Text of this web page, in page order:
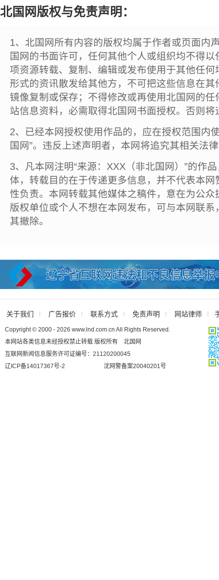
北国网版权与免责声明：
1、北国网所有内容的版权均属于作者或页面内
国网的书面许可，任何其他个人或组织均不得
项资源转载、复制、编辑或发布使用于其他任
形式的资讯散发给其他方，不可把这些信息在
镜像复制或保存；不得修改或再使用北国网的
站信息资料，必需取得北国网书面授权。否则将
2、已经本网授权使用作品的，应在授权范围内
国网”。违反上述声明者，本网将追究其相关法
3、凡本网注明“来源：XXX（非北国网）”的作
体，转载目的在于传递更多信息，并不代表本
性负责。本网转载其他媒体之稿件，意在为公
版权单位或个人不想在本网发布，可与本网联
其撤除。
关于我们 广告报价 联系方式 免责声明 网站律师
Copyright © 2000 - 2026 www.lnd.com.cn All Rights Reserved.
本网站各类信息未经授权禁止转载 版权所有 北国网
互联网新闻信息服务许可证编号：21120200045
辽ICP备14017367号-2
沈网警备案20040201号